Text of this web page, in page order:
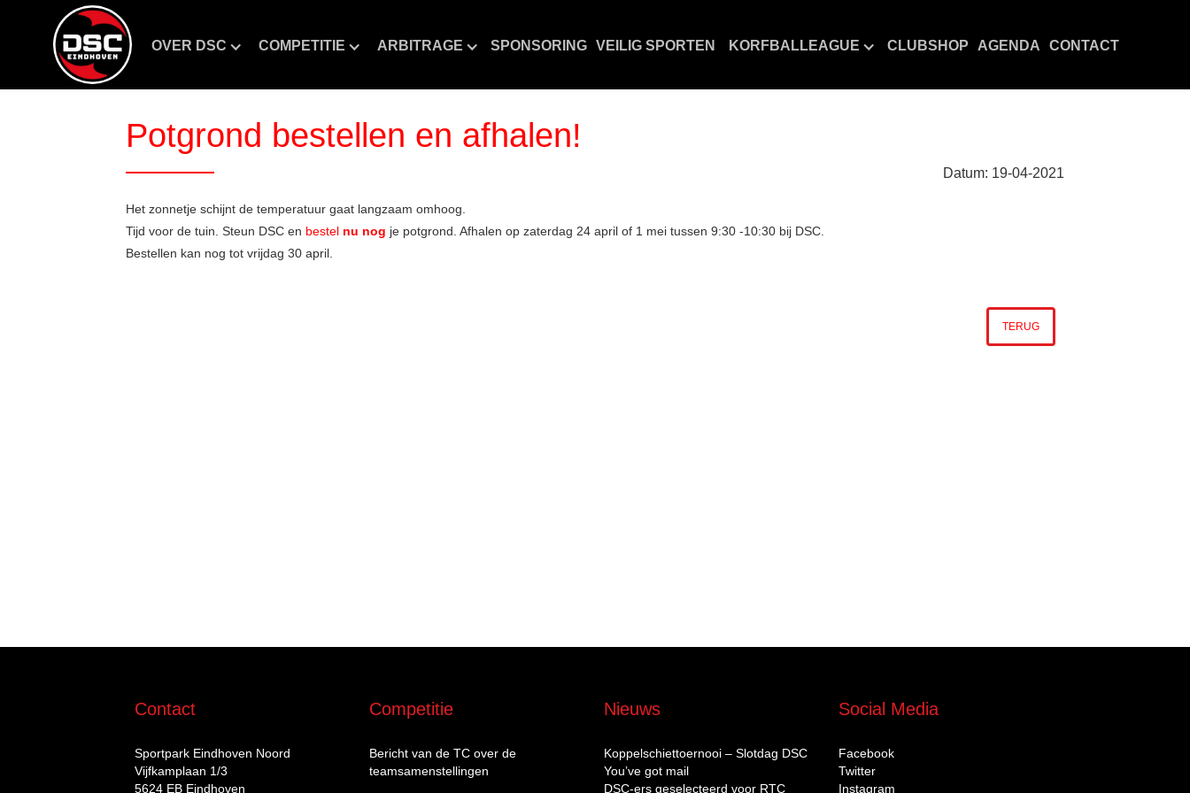
OVER DSC COMPETITIE ARBITRAGE SPONSORING VEILIG SPORTEN KORFBALLEAGUE CLUBSHOP AGENDA CONTACT
Potgrond bestellen en afhalen!
Datum: 19-04-2021
Het zonnetje schijnt de temperatuur gaat langzaam omhoog.
Tijd voor de tuin. Steun DSC en bestel nu nog je potgrond. Afhalen op zaterdag 24 april of 1 mei tussen 9:30 -10:30 bij DSC.
Bestellen kan nog tot vrijdag 30 april.
TERUG
Contact
Sportpark Eindhoven Noord
Vijfkamplaan 1/3
5624 EB Eindhoven
Competitie
Bericht van de TC over de
teamsamenstellingen
Nieuws
Koppelschiettoernooi – Slotdag DSC
You’ve got mail
DSC‑ers geselecteerd voor RTC
Social Media
Facebook
Twitter
Instagram